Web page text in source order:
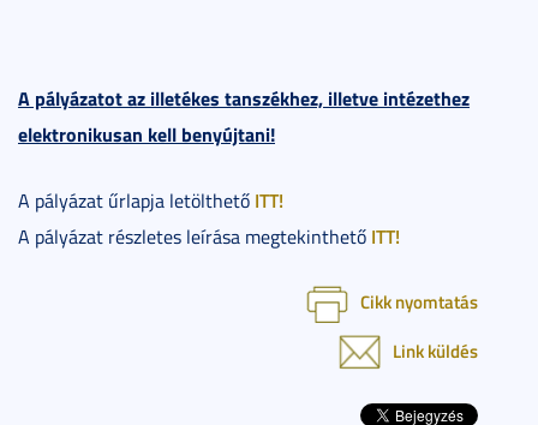
A pályázatot az illetékes tanszékhez, illetve intézethez
elektronikusan kell benyújtani!
A pályázat űrlapja letölthető ITT!
A pályázat részletes leírása megtekinthető ITT!
Cikk nyomtatás
Link küldés